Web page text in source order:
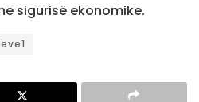
sigurisë ekonomike.